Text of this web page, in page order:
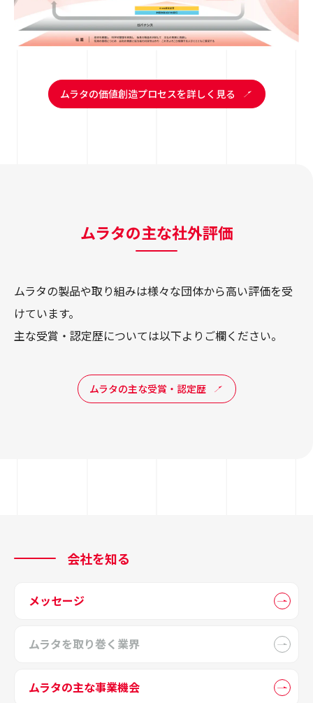
ムラタの価値創造プロセスを詳しく見る
ムラタの主な社外評価
ムラタの製品や取り組みは様々な団体から高い評価を受
けています。
主な受賞・認定歴については以下よりご欄ください。
ムラタの主な受賞・認定歴
会社を知る
メッセージ
ムラタを取り巻く業界
ムラタの主な事業機会